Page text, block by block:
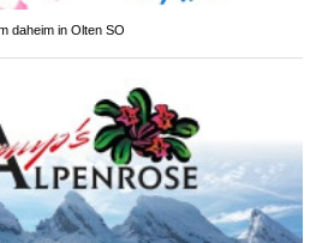
daheim in Olten SO